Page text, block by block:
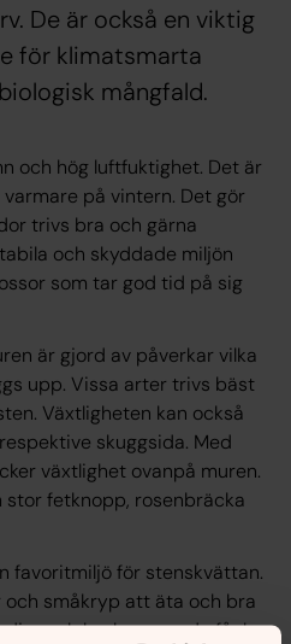
De är också en viktig
för klimatsmarta
mångfald.
och hög luftfuktighet. Det är
på vintern. Det gör
trivs bra och gärna
och skyddade miljön
som tar god tid på sig
är gjord av påverkar vilka
upp. Vissa arter trivs bäst
Växtligheten kan också
skuggsida. Med
växtlighet ovanpå muren.
fetknopp, rosenbräcka
favoritmiljö för stenskvättan.
småkryp att äta och bra
och konkurrerande fåglar.